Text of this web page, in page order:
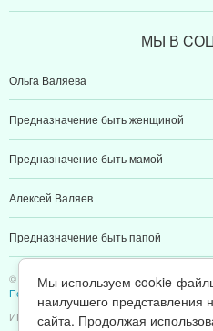
МЫ В
Ольга Валяева
Предназначение быть женщиной
Предназначение быть мамой
Алексей Валяев
Предназначение быть папой
© 2011-2026 Предназначение быть
Политика конфиденциальности
ИП Валяев А. В. | ИНН 380111808709
Мы используем cookie-
наилучшего представления
сайта. Продолжая